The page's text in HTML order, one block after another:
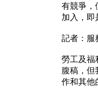
有競爭，
加入，即
記者：服
勞工及福
腹稿，但
作和其他